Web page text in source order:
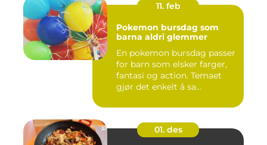
11. feb
Pokemon bursdag som
barna aldri glemmer
En pokemon bursdag passer
for barn som elsker farger,
fantasi og action. Temaet
gjør det enkelt å sa...
01. des